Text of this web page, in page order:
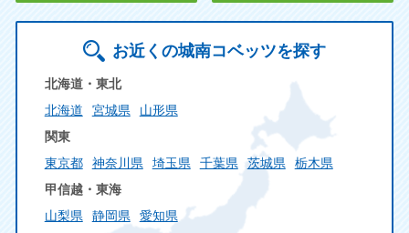
お近くの城南コベッツを探す
北海道・東北
北海道
宮城県
山形県
関東
東京都
神奈川県 埼玉県 千葉県 茨城県
栃木県
甲信越・東海
山梨県
静岡県
愛知県